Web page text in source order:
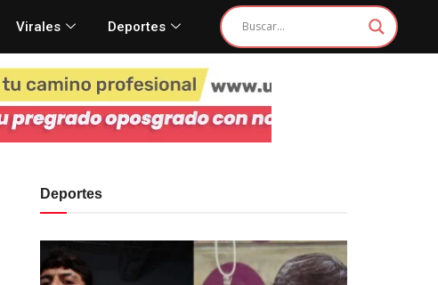
Virales Deportes
Deportes